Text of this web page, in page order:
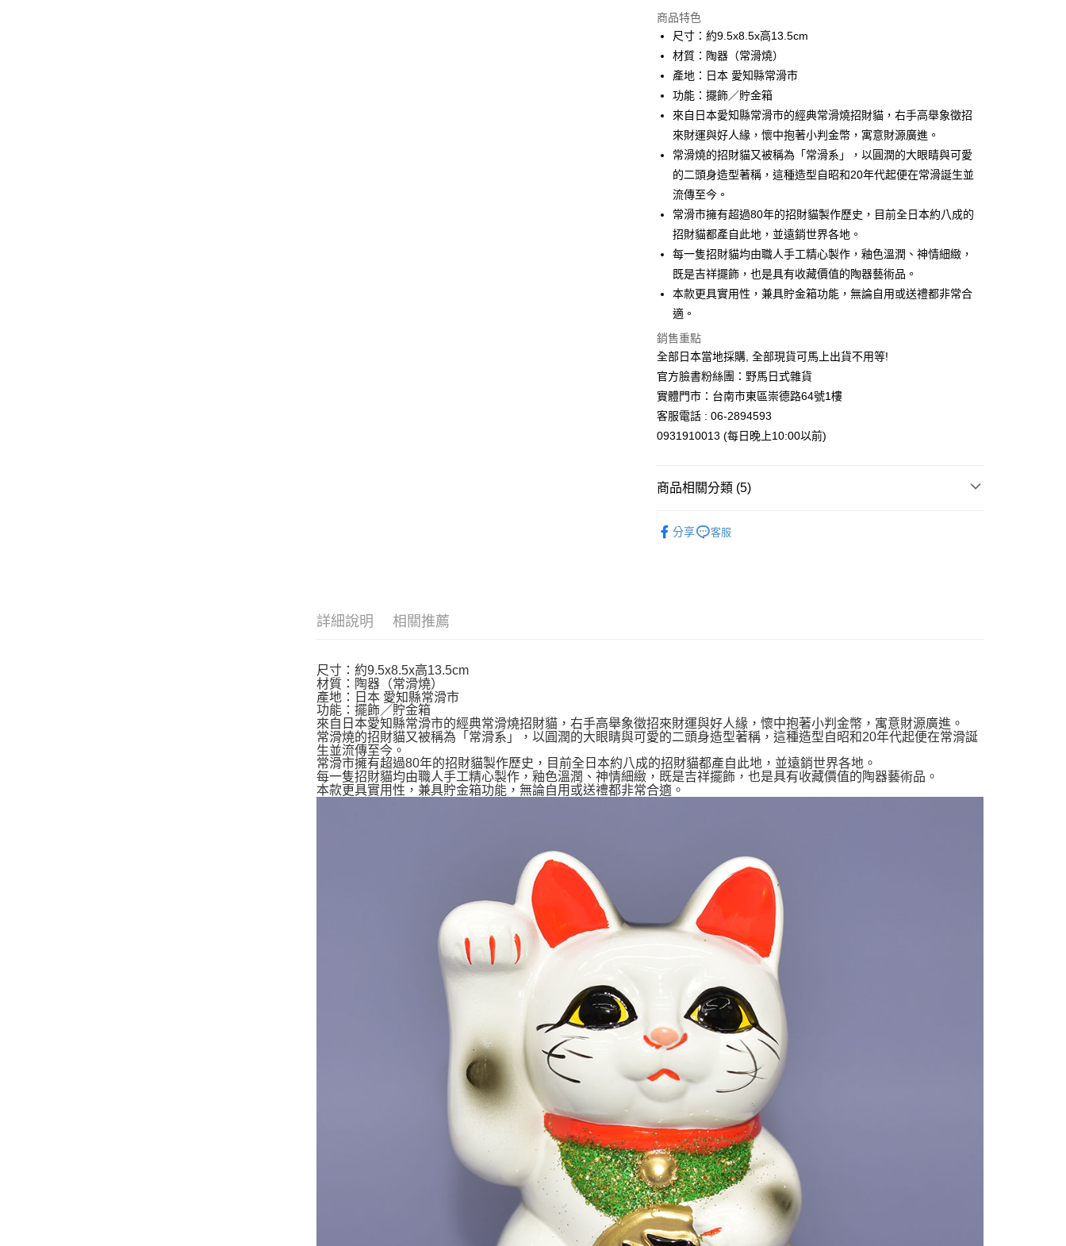
3 期 0 利率 每期NT$226
合作金庫商業銀行
華南商業銀行
國泰世華商業銀行
臺灣中小企業銀行
台中商業銀行
匯豐（台灣）商業銀行
華泰商業銀行
聯邦商業銀行
遠東國際商業銀行
元大商業銀行
永豐商業銀行
台新國際商業銀行
台灣樂天信用卡公司
超商取貨付款
Apple Pay
悠遊付
Google Pay
ATM付款
全家取貨付款
每筆NT$65，滿NT$999(含以上)免運費
付款後全家取貨
7-11取貨付款
每筆NT$65，滿NT$999(含以上)免運費
每筆NT$65，滿NT$999(含以上)免運費
每筆NT$100，滿NT$999(含以上)免運費
商品特色
尺寸：約9.5x8.5x高13.5cm
材質：陶器（常滑燒）
產地：日本 愛知縣常滑市
功能：擺飾／貯金箱
來自日本愛知縣常滑市的經典常滑燒招財貓，右手高舉象徵招
來財運與好人緣，懷中抱著小判金幣，寓意財源廣進。
常滑燒的招財貓又被稱為「常滑系」，以圓潤的大眼睛與可愛
的二頭身造型著稱，這種造型自昭和20年代起便在常滑誕生並
流傳至今。
常滑市擁有超過80年的招財貓製作歷史，目前全日本約八成的
招財貓都產自此地，並遠銷世界各地。
每一隻招財貓均由職人手工精心製作，釉色溫潤、神情細緻，
既是吉祥擺飾，也是具有收藏價值的陶器藝術品。
本款更具實用性，兼具貯金箱功能，無論自用或送禮都非常合
適。
銷售重點
全部日本當地採購, 全部現貨可馬上出貨不用等!
官方臉書粉絲團：野馬日式雜貨
實體門市：台南市東區崇德路64號1樓
客服電話 : 06-2894593
0931910013 (每日晚上10:00以前)
商品相關分類 (5)
分享 客服
詳細說明 相關推薦
尺寸：約9.5x8.5x高13.5cm
材質：陶器（常滑燒）
產地：日本 愛知縣常滑市
功能：擺飾／貯金箱
來自日本愛知縣常滑市的經典常滑燒招財貓，右手高舉象徵招來財運與好人緣，懷中抱著小判金幣，寓意財源廣進。
常滑燒的招財貓又被稱為「常滑系」，以圓潤的大眼睛與可愛的二頭身造型著稱，這種造型自昭和20年代起便在常滑誕
生並流傳至今。
常滑市擁有超過80年的招財貓製作歷史，目前全日本約八成的招財貓都產自此地，並遠銷世界各地。
每一隻招財貓均由職人手工精心製作，釉色溫潤、神情細緻，既是吉祥擺飾，也是具有收藏價值的陶器藝術品。
本款更具實用性，兼具貯金箱功能，無論自用或送禮都非常合適。